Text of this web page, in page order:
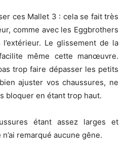
ces Mallet 3 : cela se fait très
comme avec les Eggbrothers
Le glissement de la
même cette manœuvre.
trop faire dépasser les petits
ajuster vos chaussures, ne
bloquer en étant trop haut.
étant assez larges et
remarqué aucune gêne.